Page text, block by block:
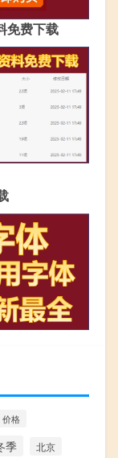
免费下载
价格
季 北京